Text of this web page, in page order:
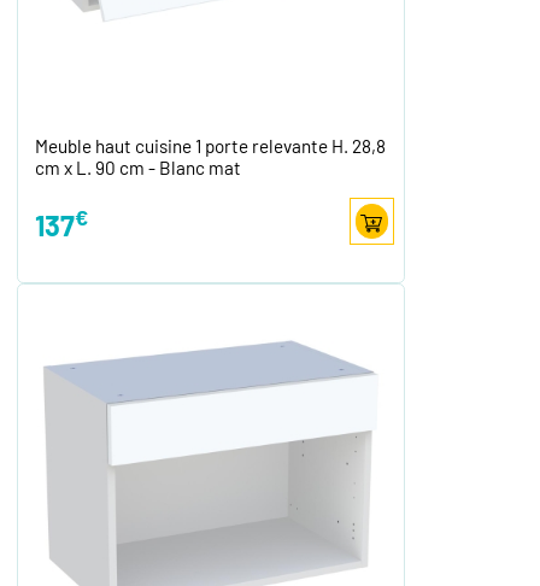
Meuble haut cuisine 1 porte relevante H. 28,8
cm x L. 90 cm - Blanc mat
137€